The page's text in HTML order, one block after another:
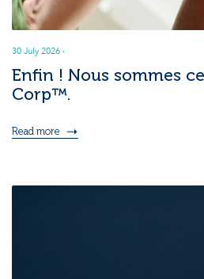
30 July 2026 ·
Enfin ! Nous sommes
Corp™.
Read more